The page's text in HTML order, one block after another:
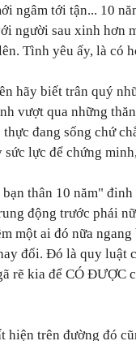
ngâm tới tận... 10
người sau xinh hơn
Tình yêu ấy, là có
hãy biết trân quý
vượt qua những
đang sống chứ
sức lực để chứng
thân 10 năm"
động trước phái
một ai đó nữa
đổi. Đó là quy luật
rẽ kia để CÓ ĐƯỢC
hiện trên đường đó